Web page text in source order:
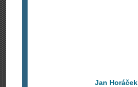
Jan Horáček